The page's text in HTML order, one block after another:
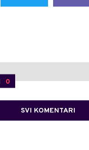
0
SVI KOMENTARI